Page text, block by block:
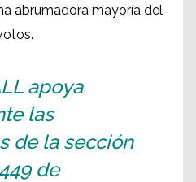
abrumadora mayoría del
apoya
las
de la sección
de